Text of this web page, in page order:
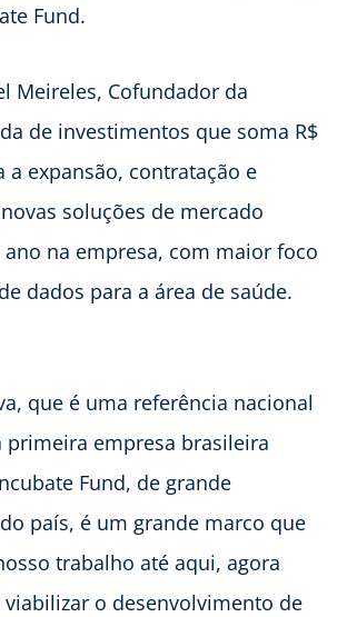
Fund.
Meireles, Cofundador da
de investimentos que soma R$
a expansão, contratação e
soluções de mercado
na empresa, com maior foco
dados para a área de saúde.
que é uma referência nacional
primeira empresa brasileira
Fund, de grande
país, é um grande marco que
trabalho até aqui, agora
o desenvolvimento de